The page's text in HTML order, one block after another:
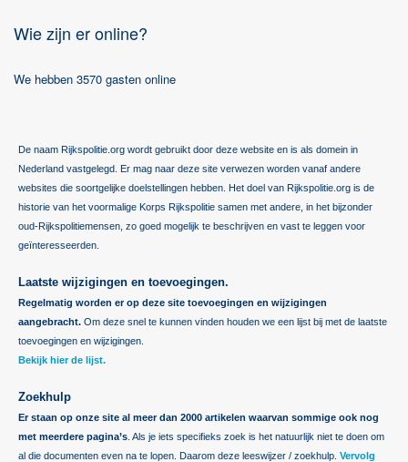
Wie zijn er online?
We hebben 3570 gasten online
De naam Rijkspolitie.org wordt gebruikt door deze website en is als domein in
Nederland vastgelegd. Er mag naar deze site verwezen worden vanaf andere
websites die soortgelijke doelstellingen hebben. Het doel van Rijkspolitie.org is de
historie van het voormalige Korps Rijkspolitie samen met andere, in het bijzonder
oud-Rijkspolitiemensen, zo goed mogelijk te beschrijven en vast te leggen voor
geïnteresseerden.
Laatste wijzigingen en toevoegingen.
Regelmatig worden er op deze site toevoegingen en wijzigingen
aangebracht. Om deze snel te kunnen vinden houden we een lijst bij met de laatste
toevoegingen en wijzigingen.
Bekijk hier de lijst.
Zoekhulp
Er staan op onze site al meer dan 2000 artikelen waarvan sommige ook nog
met meerdere pagina’s . Als je iets specifieks zoek is het natuurlijk niet te doen om
al die documenten even na te lopen. Daarom deze leeswijzer / zoekhulp. Vervolg